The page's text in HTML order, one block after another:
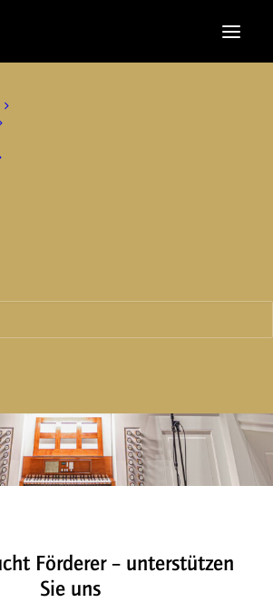
Förderer – unterstützen
Sie uns